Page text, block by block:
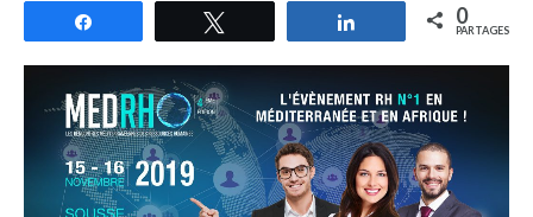
Partagez 0
PARTAGES